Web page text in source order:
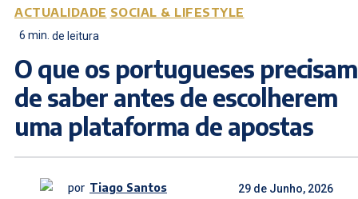
ACTUALIDADE SOCIAL & LIFESTYLE
6 min. de leitura
O que os portugueses precisam
de saber antes de escolherem
uma plataforma de apostas
por Tiago Santos 29 de Junho, 2026